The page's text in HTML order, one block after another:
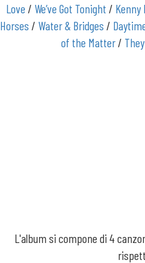
Love / We’ve Got Tonight / Kenny
Horses / Water & Bridges /
of the Matter/
L'album si compone di 4